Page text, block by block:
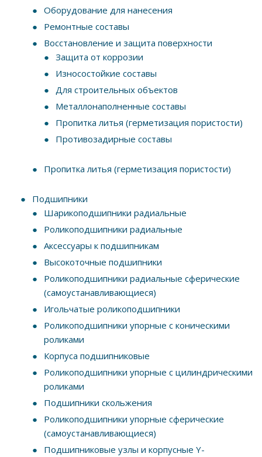
Оборудование для нанесения
Ремонтные составы
Восстановление и защита поверхности
Защита от коррозии
Износостойкие составы
Для строительных объектов
Металлонаполненные составы
Пропитка литья (герметизация пористости)
Противозадирные составы
Пропитка литья (герметизация пористости)
Подшипники
Шарикоподшипники радиальные
Роликоподшипники радиальные
Аксессуары к подшипникам
Высокоточные подшипники
Роликоподшипники радиальные сферические
(самоустанавливающиеся)
Игольчатые роликоподшипники
Роликоподшипники упорные с коническими
роликами
Корпуса подшипниковые
Роликоподшипники упорные с цилиндрическими
роликами
Подшипники скольжения
Роликоподшипники упорные сферические
(самоустанавливающиеся)
Подшипниковые узлы и корпусные Y-